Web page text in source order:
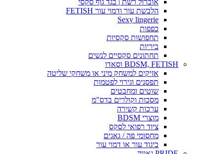
הלבשת עור ודמוי עור FETISH
Sexy lingerie
כפפות
תחפושות סקסיות
ביריות
תחתונים סקסיים לנשים
BDSM, FETISH וסאדו
אזיקים למשחק מיני או משחקי שליטה
תפסנים וגירוי לפטמות
שוטים ומחבטים
מסכות וקולרים בדס"מ
ערכות קשירה
מוצרי BDSM
ציוד רפואי לסקס
מחסומי פה / גאגים
ביגוד עור או דמוי עור